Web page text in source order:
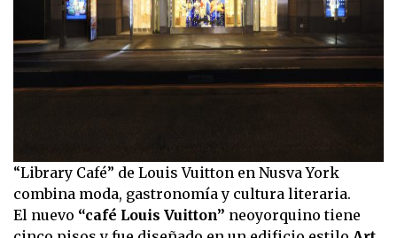
“Library Café” de Louis Vuitton en Nusva York
combina moda, gastronomía y cultura literaria.
El nuevo “café Louis Vuitton” neoyorquino tiene